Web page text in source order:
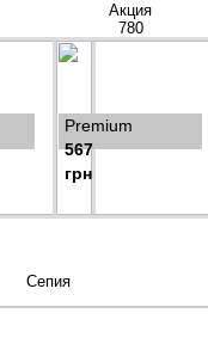
Акция
780
Premium
567
грн
Сепия